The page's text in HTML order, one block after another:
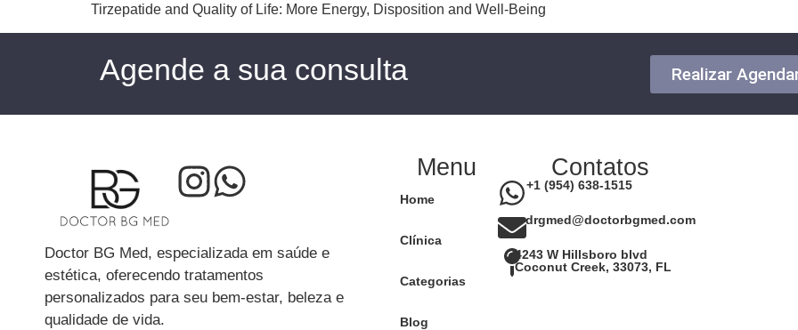
Tirzepatide and Quality of Life: More Energy, Disposition and Well-Being
Agende a sua consulta Realizar
Doctor BG Med, especializada em saúde e
estética, oferecendo tratamentos
personalizados para seu bem-estar, beleza e
qualidade de vida.
Menu
Home
Clínica
Categorias
Blog
Contatos
+1 (954) 638-1515
drgmed@doctorbgmed.com
4243 W Hillsboro blvd
Coconut Creek, 33073, FL